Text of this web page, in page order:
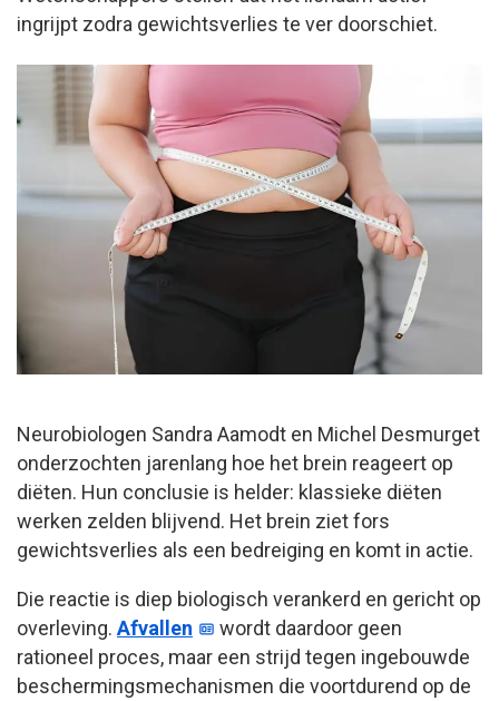
ingrijpt zodra gewichtsverlies te ver doorschiet.
Neurobiologen Sandra Aamodt en Michel Desmurget
onderzochten jarenlang hoe het brein reageert op
diëten. Hun conclusie is helder: klassieke diëten
werken zelden blijvend. Het brein ziet fors
gewichtsverlies als een bedreiging en komt in actie.
Die reactie is diep biologisch verankerd en gericht op
overleving. Afvallen
wordt daardoor geen
rationeel proces, maar een strijd tegen ingebouwde
beschermingsmechanismen die voortdurend op de